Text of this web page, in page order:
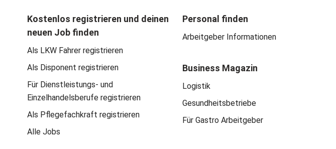
Kostenlos registrieren und deinen
neuen Job finden
Als LKW Fahrer registrieren
Als Disponent registrieren
Für Dienstleistungs- und
Einzelhandelsberufe registrieren
Als Pflegefachkraft registrieren
Alle Jobs
Personal finden
Arbeitgeber Informationen
Business Magazin
Logistik
Gesundheitsbetriebe
Für Gastro Arbeitgeber